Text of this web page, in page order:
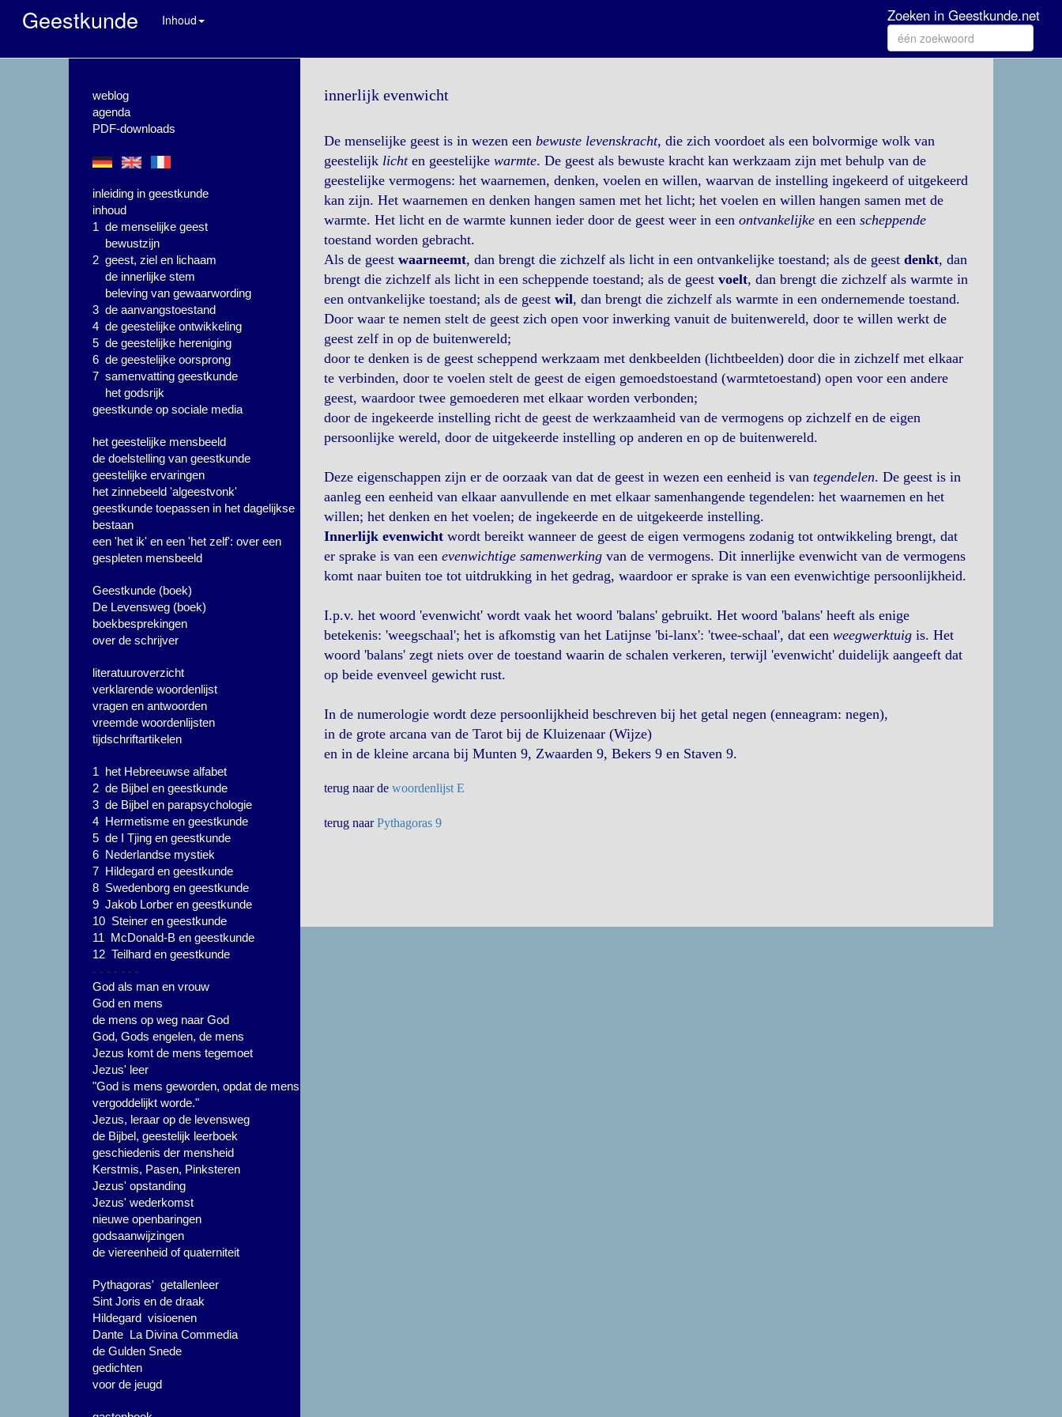
Geestkunde Inhoud Zoeken in Geestkunde.net
weblog
agenda
PDF-downloads
inleiding in geestkunde
inhoud
1 de menselijke geest
bewustzijn
2 geest, ziel en lichaam
de innerlijke stem
beleving van gewaarwording
3 de aanvangstoestand
4 de geestelijke ontwikkeling
5 de geestelijke hereniging
6 de geestelijke oorsprong
7 samenvatting geestkunde
het godsrijk
geestkunde op sociale media
het geestelijke mensbeeld
de doelstelling van geestkunde
geestelijke ervaringen
het zinnebeeld 'algeestvonk'
geestkunde toepassen in het dagelijkse
bestaan
een 'het ik' en een 'het zelf': over een
gespleten mensbeeld
Geestkunde (boek)
De Levensweg (boek)
boekbesprekingen
over de schrijver
literatuuroverzicht
verklarende woordenlijst
vragen en antwoorden
vreemde woordenlijsten
tijdschriftartikelen
1 het Hebreeuwse alfabet
2 de Bijbel en geestkunde
3 de Bijbel en parapsychologie
4 Hermetisme en geestkunde
5 de I Tjing en geestkunde
6 Nederlandse mystiek
7 Hildegard en geestkunde
8 Swedenborg en geestkunde
9 Jakob Lorber en geestkunde
10 Steiner en geestkunde
11 McDonald-B en geestkunde
12 Teilhard en geestkunde
- - - - - - -
God als man en vrouw
God en mens
de mens op weg naar God
God, Gods engelen, de mens
Jezus komt de mens tegemoet
Jezus' leer
"God is mens geworden, opdat de mens
vergoddelijkt worde."
Jezus, leraar op de levensweg
de Bijbel, geestelijk leerboek
geschiedenis der mensheid
Kerstmis, Pasen, Pinksteren
Jezus' opstanding
Jezus' wederkomst
nieuwe openbaringen
godsaanwijzingen
de viereenheid of quaterniteit
Pythagoras' getallenleer
Sint Joris en de draak
Hildegard visioenen
Dante La Divina Commedia
de Gulden Snede
gedichten
voor de jeugd
innerlijk evenwicht
De menselijke geest is in wezen een bewuste levenskracht, die zich voordoet als een bolvormige wolk van
geestelijk lichten geestelijke warmte. De geest als bewuste kracht kan werkzaam zijn met behulp van de
geestelijke vermogens: het waarnemen, denken, voelen en willen, waarvan de instelling ingekeerd of uitgekeerd
kan zijn. Het waarnemen en denken hangen samen met het licht; het voelen en willen hangen samen met de
warmte. Het licht en de warmte kunnen ieder door de geest weer in een ontvankelijkeen een scheppende
toestand worden gebracht.
Als de geest waarneemt, dan brengt die zichzelf als licht in een ontvankelijke toestand; als de geest denkt, dan
brengt die zichzelf als licht in een scheppende toestand; als de geest voelt, dan brengt die zichzelf als warmte in
een ontvankelijke toestand; als de geest wil, dan brengt die zichzelf als warmte in een ondernemende toestand.
Door waar te nemen stelt de geest zich open voor inwerking vanuit de buitenwereld, door te willen werkt de
geest zelf in op de buitenwereld;
door te denken is de geest scheppend werkzaam met denkbeelden (lichtbeelden) door die in zichzelf met elkaar
te verbinden, door te voelen stelt de geest de eigen gemoedstoestand (warmtetoestand) open voor een andere
geest, waardoor twee gemoederen met elkaar worden verbonden;
door de ingekeerde instelling richt de geest de werkzaamheid van de vermogens op zichzelf en de eigen
persoonlijke wereld, door de uitgekeerde instelling op anderen en op de buitenwereld.
Deze eigenschappen zijn er de oorzaak van dat de geest in wezen een eenheid is van tegendelen. De geest is in
aanleg een eenheid van elkaar aanvullende en met elkaar samenhangende tegendelen: het waarnemen en het
willen; het denken en het voelen; de ingekeerde en de uitgekeerde instelling.
Innerlijk evenwichtwordt bereikt wanneer de geest de eigen vermogens zodanig tot ontwikkeling brengt, dat
er sprake is van een evenwichtige samenwerkingvan de vermogens. Dit innerlijke evenwicht van de vermogens
komt naar buiten toe tot uitdrukking in het gedrag, waardoor er sprake is van een evenwichtige persoonlijkheid.
I.p.v. het woord 'evenwicht' wordt vaak het woord 'balans' gebruikt. Het woord 'balans' heeft als enige
betekenis: 'weegschaal'; het is afkomstig van het Latijnse 'bi-lanx': 'twee-schaal', dat een weegwerktuigis. Het
woord 'balans' zegt niets over de toestand waarin de schalen verkeren, terwijl 'evenwicht' duidelijk aangeeft dat
op beide evenveel gewicht rust.
In de numerologie wordt deze persoonlijkheid beschreven bij het getal negen (enneagram: negen),
in de grote arcana van de Tarot bij de Kluizenaar (Wijze)
en in de kleine arcana bij Munten 9, Zwaarden 9, Bekers 9 en Staven 9.
terug naar de woordenlijst E
terug naarPythagoras 9